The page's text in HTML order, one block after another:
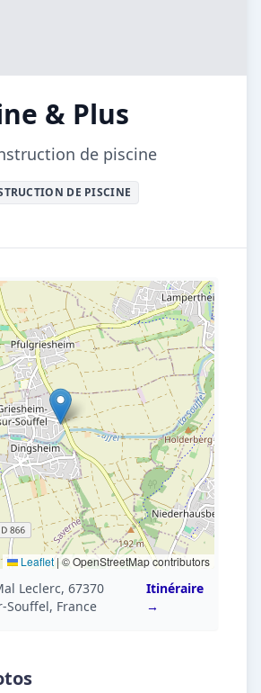
& Plus
de piscine
DE PISCINE
Leaflet | © OpenStreetMap contributors
Leclerc, 67370
Souffel, France
Itinéraire
→